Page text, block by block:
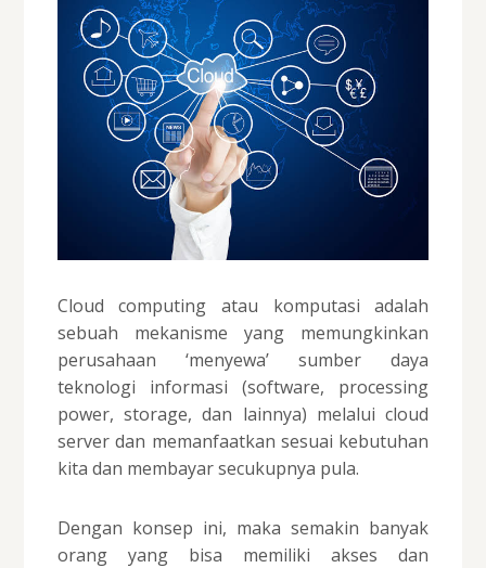
Cloud computing atau komputasi adalah
sebuah mekanisme yang memungkinkan
perusahaan ‘menyewa’ sumber daya
teknologi informasi (software, processing
power, storage, dan lainnya) melalui cloud
server dan memanfaatkan sesuai kebutuhan
kita dan membayar secukupnya pula.
Dengan konsep ini, maka semakin banyak
orang yang bisa memiliki akses dan